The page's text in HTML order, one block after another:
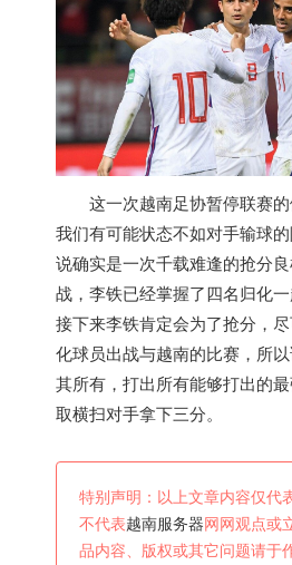
这一次越南足协暂停联赛
我们有可能状态不如对手输球
说确实是一次千载难逢的抢分
战，李铁已经掌握了四名归化
接下来李铁肯定会为了抢分，
化球员出战与越南的比赛，所
其所有，打出所有能够打出的
取横扫对手拿下三分。
特别声明：以上文章内容仅代
不代表越南服务器 网网观点或
品内容、版权或其它问题请于